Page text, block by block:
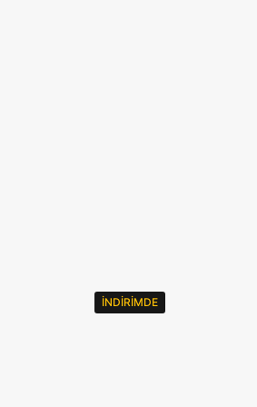
İNDIRIMDE